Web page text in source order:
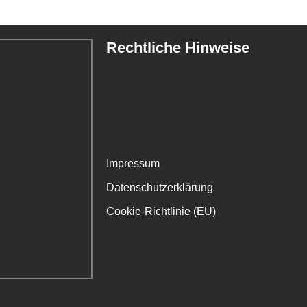
Rechtliche Hinweise
Impressum
Datenschutzerklärung
Cookie-Richtlinie (EU)